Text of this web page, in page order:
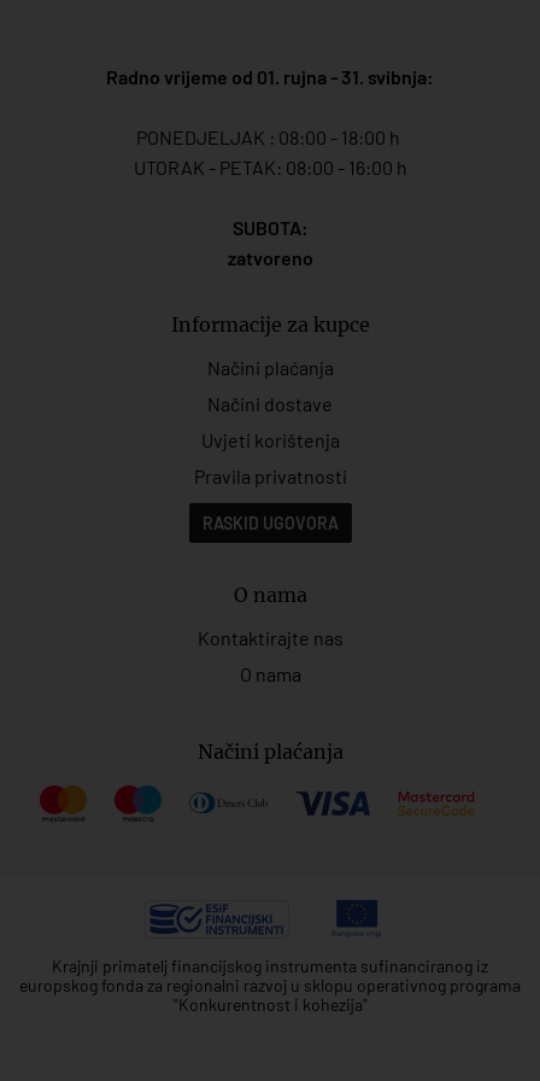
Radno vrijeme od 01. rujna - 31. svibnja:
PONEDJELJAK : 08:00 - 18:00 h
UTORAK - PETAK: 08:00 - 16:00 h
SUBOTA:
zatvoreno
Informacije za kupce
Načini plaćanja
Načini dostave
Uvjeti korištenja
Pravila privatnosti
RASKID UGOVORA
O nama
Kontaktirajte nas
O nama
Načini plaćanja
Krajnji primatelj financijskog instrumenta sufinanciranog iz
europskog fonda za regionalni razvoj u sklopu operativnog programa
"Konkurentnost i kohezija"